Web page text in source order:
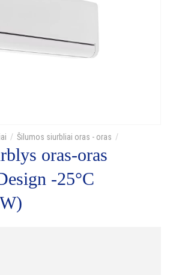
Šilumos siurbliai oras - oras
oras-oras
-25°C